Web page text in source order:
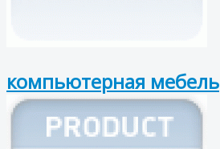
компьютерная мебель